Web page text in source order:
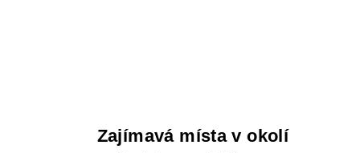
Zajímavá místa v okolí